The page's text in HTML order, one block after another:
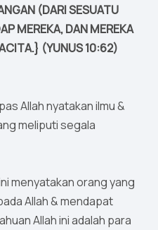
(DARI SESUATU
MEREKA, DAN MEREKA
(YUNUS 10:62)
Allah nyatakan ilmu &
meliputi segala
menyatakan orang yang
Allah & mendapat
Allah ini adalah para